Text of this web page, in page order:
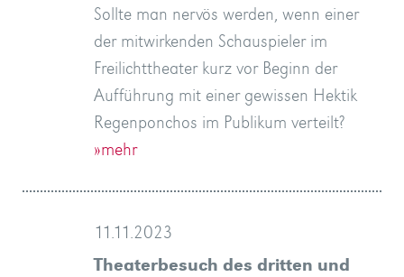
Sollte man nervös werden, wenn einer
der mitwirkenden Schauspieler im
Freilichttheater kurz vor Beginn der
Aufführung mit einer gewissen Hektik
Regenponchos im Publikum verteilt?
»mehr
11.11.2023
Theaterbesuch des dritten und